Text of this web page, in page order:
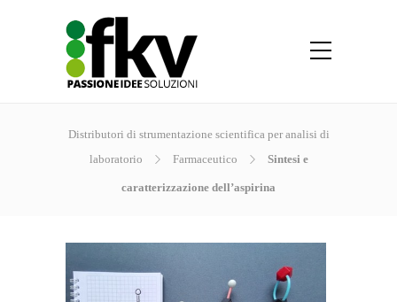
Distributori di strumentazione scientifica per analisi di
laboratorio
Farmaceutico Sintesi e
caratterizzazione dell’aspirina